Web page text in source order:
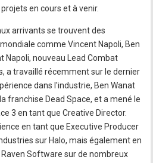
en cours et à venir.
arrivants se trouvent des
comme Vincent Napoli, Ben
Napoli, nouveau Lead Combat
a travaillé récemment sur le dernier
dans l'industrie, Ben Wanat
franchise Dead Space, et a mené le
3 en tant que Creative Director.
en tant que Executive Producer
sur Halo, mais également en
Software sur de nombreux